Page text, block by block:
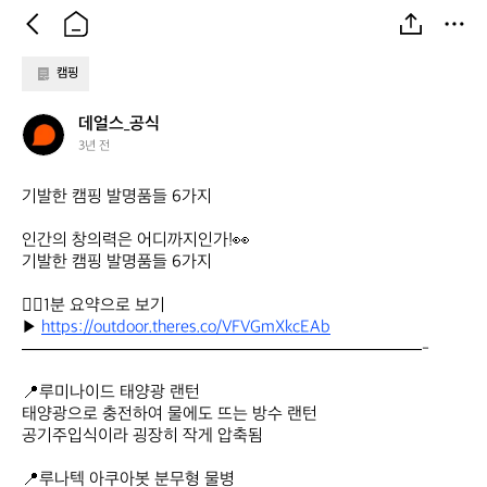
캠핑
데
얼
_
공
식
데얼스_공식
3년 전
기발한 캠핑 발명품들 6가지
인간의 창의력은 어디까지인가!👀
기발한 캠핑 발명품들 6가지
🖐🏻1분 요약으로 보기
▶️ https://outdoor.theres.co/VFVGmXkcEAb
———————————————————————-
📍루미나이드 태양광 랜턴
태양광으로 충전하여 물에도 뜨는 방수 랜턴
공기주입식이라 굉장히 작게 압축됨
📍루나텍 아쿠아봇 분무형 물병